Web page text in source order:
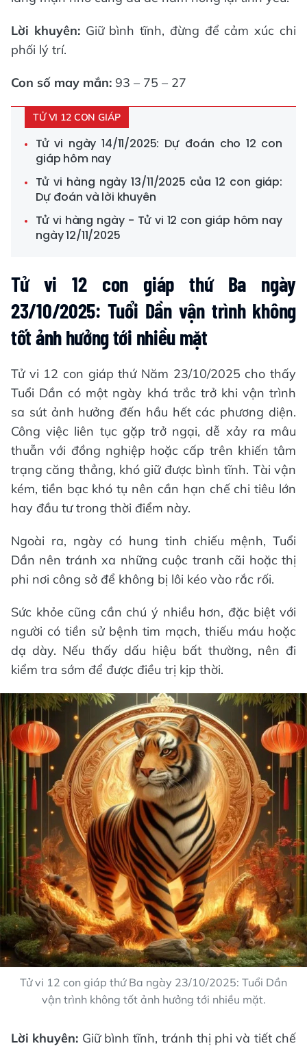
Lời khuyên:Giữ bình tĩnh, đừng để cảm xúc chi
phối lý trí.
Con số may mắn: 93 – 75 – 27
TỬ VI 12 CON GIÁP
Tử vi ngày 14/11/2025: Dự đoán cho 12 con
giáp hôm nay
Tử vi hàng ngày 13/11/2025 của 12 con giáp:
Dự đoán và lời khuyên
Tử vi hàng ngày - Tử vi 12 con giáp hôm nay
ngày 12/11/2025
Tử vi 12 con giáp thứ Ba ngày
23/10/2025: Tuổi Dần vận trình không
tốt ảnh hưởng tới nhiều mặt
Tử vi 12 con giáp thứ Năm 23/10/2025 cho thấy
Tuổi Dần có một ngày khá trắc trở khi vận trình
sa sút ảnh hưởng đến hầu hết các phương diện.
Công việc liên tục gặp trở ngại, dễ xảy ra mâu
thuẫn với đồng nghiệp hoặc cấp trên khiến tâm
trạng căng thẳng, khó giữ được bình tĩnh. Tài vận
kém, tiền bạc khó tụ nên cần hạn chế chi tiêu lớn
hay đầu tư trong thời điểm này.
Ngoài ra, ngày có hung tinh chiếu mệnh, Tuổi
Dần nên tránh xa những cuộc tranh cãi hoặc thị
phi nơi công sở để không bị lôi kéo vào rắc rối.
Sức khỏe cũng cần chú ý nhiều hơn, đặc biệt với
người có tiền sử bệnh tim mạch, thiếu máu hoặc
dạ dày. Nếu thấy dấu hiệu bất thường, nên đi
kiểm tra sớm để được điều trị kịp thời.
Tử vi 12 con giáp thứ Ba ngày 23/10/2025: Tuổi Dần
vận trình không tốt ảnh hưởng tới nhiều mặt.
Lời khuyên: Giữ bình tĩnh, tránh thị phi và tiết chế